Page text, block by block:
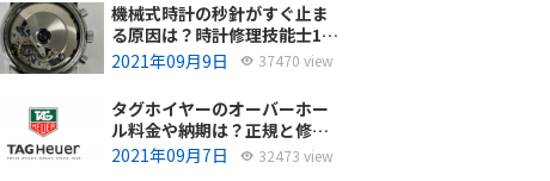
機械式時計の秒針がすぐ止ま
る原因は？時計修理技能士1級
の技術者がお答えします。
2021年09月9日 37470 view
タグホイヤーのオーバーホー
ル料金や納期は？正規と修理
専門店の比較、どちらがおす
2021年09月7日 32473 view